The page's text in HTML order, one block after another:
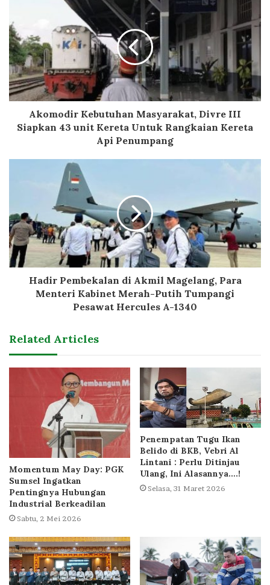
Akomodir Kebutuhan Masyarakat, Divre III
Siapkan 43 unit Kereta Untuk Rangkaian Kereta
Api Penumpang
Hadir Pembekalan di Akmil Magelang, Para
Menteri Kabinet Merah-Putih Tumpangi
Pesawat Hercules A-1340
Related Articles
Momentum May Day: PGK
Sumsel Ingatkan
Pentingnya Hubungan
Industrial Berkeadilan
Sabtu, 2 Mei 2026
Penempatan Tugu Ikan
Belido di BKB, Vebri Al
Lintani : Perlu Ditinjau
Ulang, Ini Alasannya….!
Selasa, 31 Maret 2026